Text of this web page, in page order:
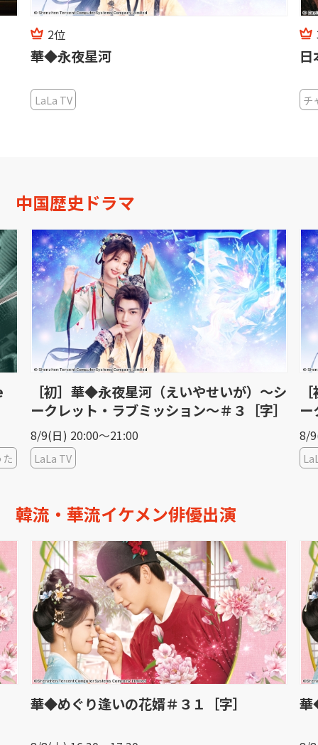
2位
華◆永夜星河
LaLa TV チ
中国歴史ドラマ
［初］華◆永夜星河（えいやせいが）〜シ
ークレット・ラブミッション〜＃３［字］
8/9(日) 20:00〜21:00
LaLa TV
ー
8/
韓流・華流イケメン俳優出演
華◆めぐり逢いの花婿＃３１［字］ 華